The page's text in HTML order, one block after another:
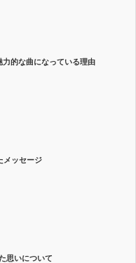
力的な曲になっている理由
メッセージ
思いについて